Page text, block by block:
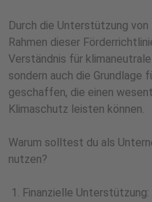
Durch die Unterstützung
Rahmen dieser
Verständnis für
sondern auch die Grundlage
geschaffen, die einen
Klimaschutz leisten können.
Warum solltest du als
nutzen?
Finanzielle